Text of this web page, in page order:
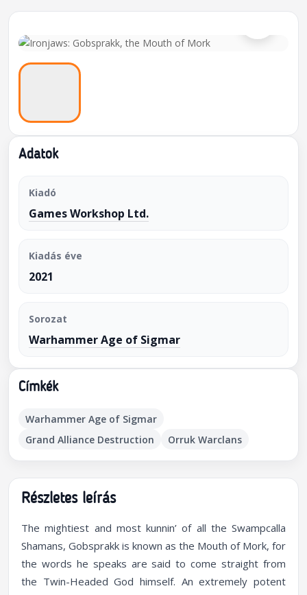
⌕
Adatok
Kiadó
Games Workshop Ltd.
Kiadás éve
2021
Sorozat
Warhammer Age of Sigmar
Címkék
Warhammer Age of Sigmar
Grand Alliance Destruction
Orruk Warclans
Részletes leírás
The mightiest and most kunnin’ of all the Swampcalla
Shamans, Gobsprakk is known as the Mouth of Mork, for
the words he speaks are said to come straight from
the Twin-Headed God himself. An extremely potent